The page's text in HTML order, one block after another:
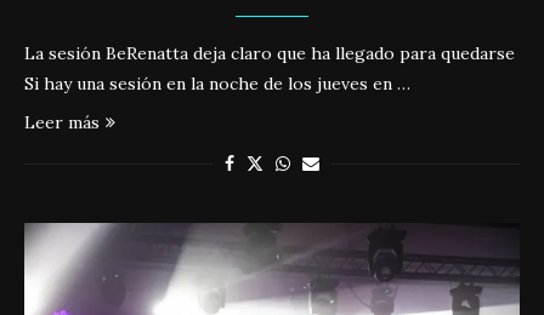
La sesión BeRenatta deja claro que ha llegado para quedarse
Si hay una sesión en la noche de los jueves en …
Leer más